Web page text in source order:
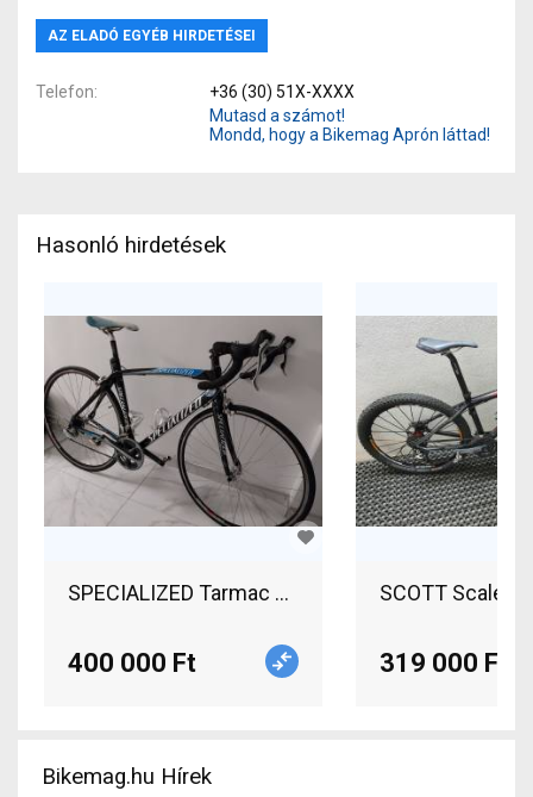
AZ ELADÓ EGYÉB HIRDETÉSEI
Telefon
+36 (30) 51X-XXXX
Mutasd a számot!
Mondd, hogy a Bikemag Aprón láttad!
Hasonló hirdetések
SPECIALIZED Tarmac S-Works (Gerolsteiner
400 000 Ft 319 000 Ft
Bikemag.hu Hírek